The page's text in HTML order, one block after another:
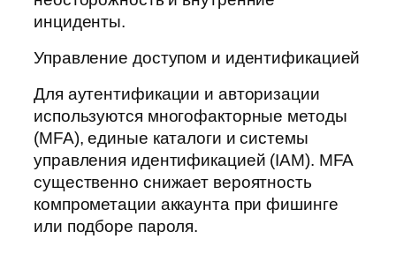
инциденты.
Управление доступом и идентификацией
Для аутентификации и авторизации
используются многофакторные методы
(MFA), единые каталоги и системы
управления идентификацией (IAM). MFA
существенно снижает вероятность
компрометации аккаунта при фишинге
или подборе пароля.